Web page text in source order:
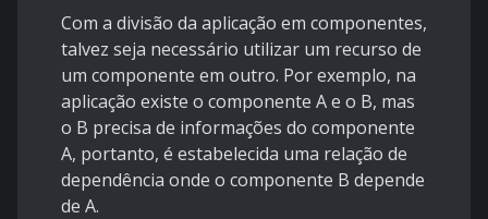
Com a divisão da aplicação em componentes,
talvez seja necessário utilizar um recurso de
um componente em outro. Por exemplo, na
aplicação existe o componente A e o B, mas
o B precisa de informações do componente
A, portanto, é estabelecida uma relação de
dependência onde o componente B depende
de A.